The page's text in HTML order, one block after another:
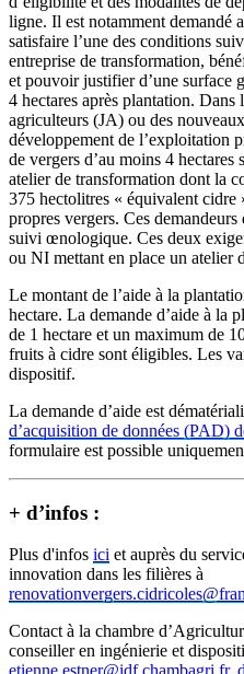
ligne. Il est notamment demandé
satisfaire l’une des conditions
entreprise de transformation,
et pouvoir justifier d’une surface
4 hectares après plantation. Dans
agriculteurs (JA) ou des
développement de l’exploitation
de vergers d’au moins 4 hectares
atelier de transformation dont la
375 hectolitres « équivalent cidre
propres vergers. Ces
suivi œnologique. Ces deux
ou NI mettant en place un atelier
Le montant de l’aide à la
hectare. La demande d’aide à la
de 1 hectare et un maximum de
fruits à cidre sont éligibles. Les
dispositif.
La demande d’aide est
d’acquisition de données (PAD)
formulaire est possible
+ d’infos :
Plus d'infos ici et auprès du
innovation dans les filières à
Contact à la chambre
conseiller en ingénierie et